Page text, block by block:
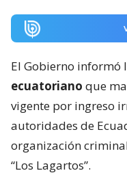
El Gobierno informó
ecuatoriano que
vigente por ingreso
autoridades de
organización
“Los Lagartos”.